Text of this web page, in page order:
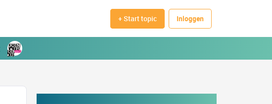
+ Start topic Inloggen